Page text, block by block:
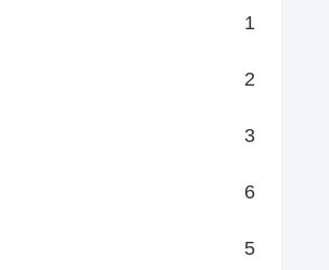
1
2
3
6
5